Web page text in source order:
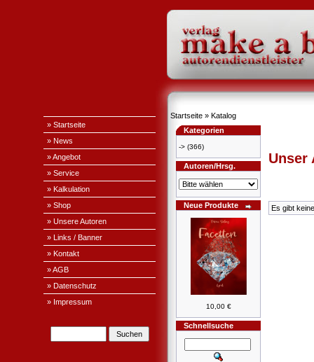
» Startseite
» News
» Angebot
» Service
» Kalkulation
» Shop
» Unsere Autoren
» Links / Banner
» Kontakt
» AGB
» Datenschutz
» Impressum
Startseite » Katalog
Kategorien
-> (366)
Autoren/Hrsg.
Neue Produkte
10,00 €
Schnellsuche
Unser
Es gibt